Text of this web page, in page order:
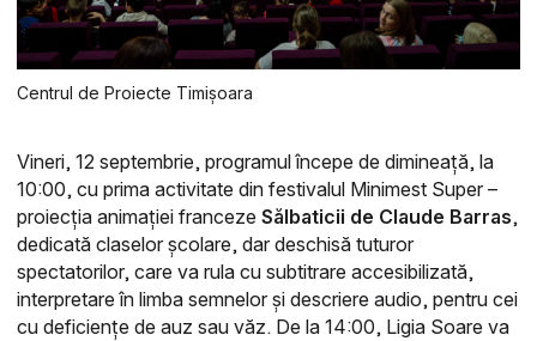
Centrul de Proiecte Timișoara
Vineri, 12 septembrie, programul începe de dimineață, la
10:00, cu prima activitate din festivalul Minimest Super –
proiecția animației franceze Sălbaticii de Claude Barras,
dedicată claselor școlare, dar deschisă tuturor
spectatorilor, care va rula cu subtitrare accesibilizată,
interpretare în limba semnelor și descriere audio, pentru cei
cu deficiențe de auz sau văz. De la 14:00, Ligia Soare va